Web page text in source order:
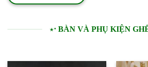
⋆⋅ BÀN VÀ PHỤ KIỆN